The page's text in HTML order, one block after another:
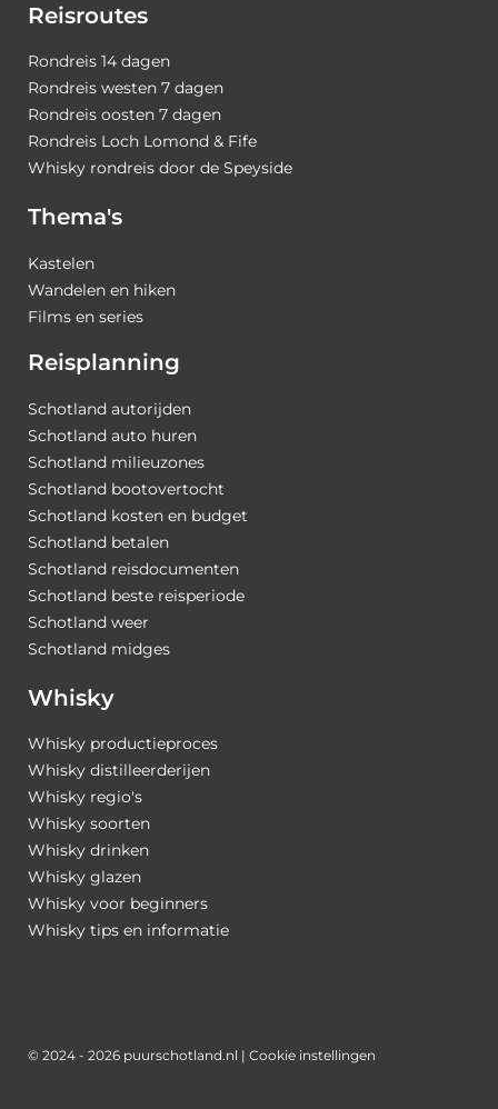
Reisroutes
Rondreis 14 dagen
Rondreis westen 7 dagen
Rondreis oosten 7 dagen
Rondreis Loch Lomond & Fife
Whisky rondreis door de Speyside
Thema's
Kastelen
Wandelen en hiken
Films en series
Reisplanning
Schotland autorijden
Schotland auto huren
Schotland milieuzones
Schotland bootovertocht
Schotland kosten en budget
Schotland betalen
Schotland reisdocumenten
Schotland beste reisperiode
Schotland weer
Schotland midges
Whisky
Whisky productieproces
Whisky distilleerderijen
Whisky regio's
Whisky soorten
Whisky drinken
Whisky glazen
Whisky voor beginners
Whisky tips en informatie
© 2024 - 2026 puurschotland.nl | Cookie instellingen